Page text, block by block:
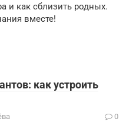
и как сблизить родных.
вместе!
как устроить
0